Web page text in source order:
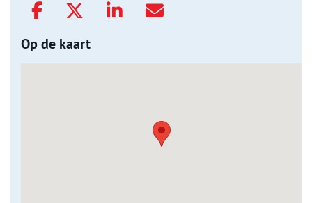
Op de kaart